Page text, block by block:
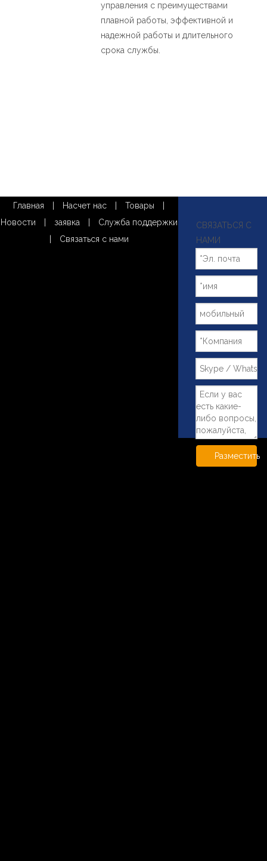
управления с преимуществами
плавной работы, эффективной и
надежной работы и длительного
срока службы.
Главная Насчет нас Товары
Новости
заявка
Служба поддержки
Связаться с нами
СВЯЗАТЬСЯ С
НАМИ
Разместить